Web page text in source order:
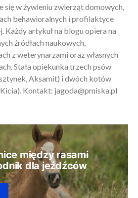
się w żywieniu zwierząt domowych,
behawioralnych i profilaktyce
Każdy artykuł na blogu opiera na
źródłach naukowych,
z weterynarzami oraz własnych
Stała opiekunka trzech psów
Aksamit) i dwóch kotów
Kontakt: jagoda@pmiska.pl
między rasami
dla jeźdźców